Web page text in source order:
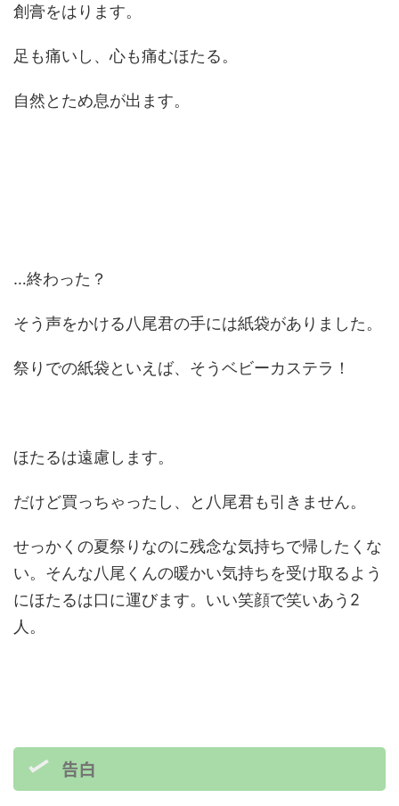
創膏をはります。
足も痛いし、心も痛むほたる。
自然とため息が出ます。
…終わった？
そう声をかける八尾君の手には紙袋がありました。
祭りでの紙袋といえば、そうベビーカステラ！
ほたるは遠慮します。
だけど買っちゃったし、と八尾君も引きません。
せっかくの夏祭りなのに残念な気持ちで帰したくな
い。そんな八尾くんの暖かい気持ちを受け取るよう
にほたるは口に運びます。いい笑顔で笑いあう2
人。
告白